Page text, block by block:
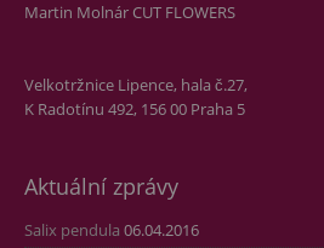
Martin Molnár CUT FLOWERS
Velkotržnice Lipence, hala č.27,
K Radotínu 492, 156 00 Praha 5
Aktuální zprávy
Salix pendula 06.04.2016